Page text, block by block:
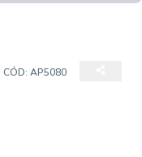
CÓD: AP5080